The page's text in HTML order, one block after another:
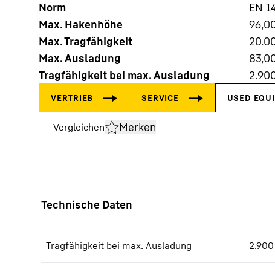
Mehr über die Firmengruppe
Norm
EN
Max. Hakenhöhe
Max. Tragfähigkeit
Max. Ausladung
Tragfähigkeit bei max. Ausladung
Vergleichen Merken
Tragfähigkeit bei max. Ausladung 2.900